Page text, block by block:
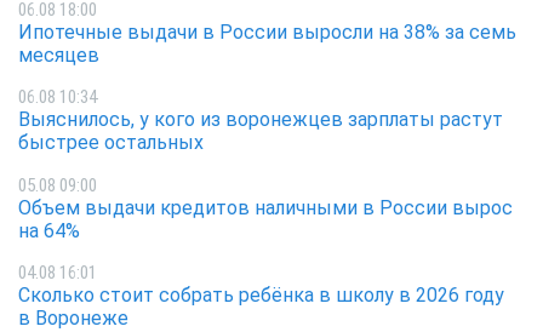
06.08 18:00
Ипотечные выдачи в России выросли на 38% за семь
месяцев
06.08 10:34
Выяснилось, у кого из воронежцев зарплаты растут
быстрее остальных
05.08 09:00
Объем выдачи кредитов наличными в России вырос
на 64%
04.08 16:01
Сколько стоит собрать ребёнка в школу в 2026 году
в Воронеже